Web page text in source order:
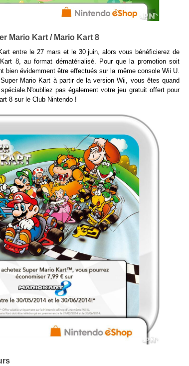
Mario Kart / Mario Kart 8
entre le 27 mars et le 30 juin, alors vous bénéficierez de
8, au format dématérialisé. Pour que la promotion soit
bien évidemment être effectués sur la même console Wii U.
Mario Kart à partir de la version Wii, vous êtes quand
pas également votre jeu gratuit offert pour
8 sur le Club Nintendo !